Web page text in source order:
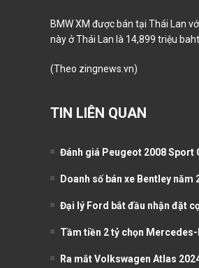
BMW XM được bán tại Thái Lan
này ở Thái Lan là 14,899 triệu
(Theo zingnews.vn)
TIN LIÊN QUAN
Đánh giá Peugeot 2008 Sport
Doanh số bán xe Bentley năm
Đại lý Ford bắt đầu nhận đặt
Tầm tiền 2 tỷ chọn Mercedes-
Ra mắt Volkswagen Atlas